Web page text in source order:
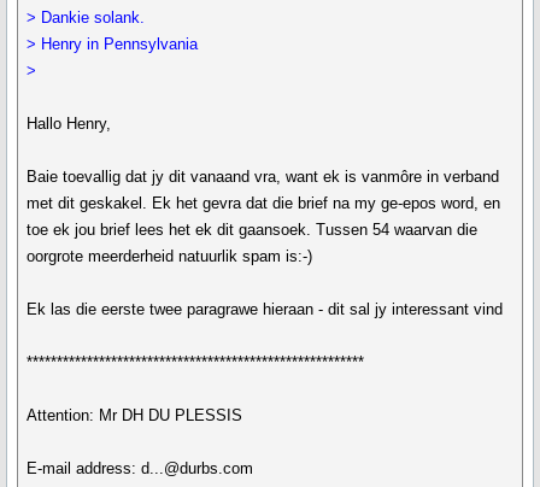
> Dankie solank.
> Henry in Pennsylvania
>
Hallo Henry,
Baie toevallig dat jy dit vanaand vra, want ek is vanmôre in verband
met dit geskakel. Ek het gevra dat die brief na my ge-epos word, en
toe ek jou brief lees het ek dit gaansoek. Tussen 54 waarvan die
oorgrote meerderheid natuurlik spam is:-)
Ek las die eerste twee paragrawe hieraan - dit sal jy interessant vind
********************************************************
Attention: Mr DH DU PLESSIS
E-mail address: d...@durbs.com